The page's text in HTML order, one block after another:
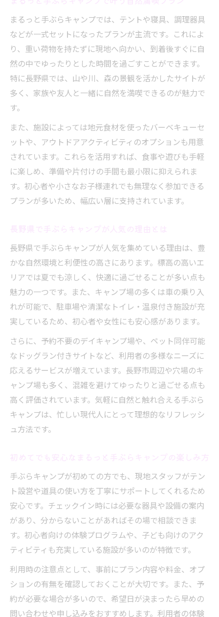
料金や設備も安心のまるっと手ぶらキャンプ案
内
まるっと手ぶらキャンプの料金と設備を徹
底解説
長野県で手ぶらキャンプ料金の選び方とポ
イント
紹介
キャンプ初心者にも分かりやすい料金プラ
ン
安心して利用できる長野手ぶらキャンプの
特徴
力
まるっと手ぶらキャンプで快適デビューを
実現
長野県で手ぶらキャンプを始めるメリット
とは
手ぶらキャンプ初心者向け長野県のおすす
めポイント
初めてのまるっと手ぶら体験で感じる安心
感
長野県で人気のまるっと手ぶらキャンプ特徴解
説
長野手ぶらキャンプが人気の理由を徹底分
析
長野県で話題の手ぶらキャンプ施設を紹介
人気のまるっと手ぶらキャンプ体験談まと
め
手ぶらキャンプなら長野で快適な休日を実
現
まるっと手ぶらキャンプでは、テントや寝具、調理器具
などが一式セットになったプランが主流です。これによ
り、重い荷物を持たずに現地へ向かい、到着後すぐに自
然の中でゆったりとした時間を過ごすことができます。
特に長野県では、山や川、森の景観を活かしたサイトが
多く、家族や友人と一緒に自然を満喫できるのが魅力で
す。
また、施設によっては地元食材を使ったバーベキューセ
ットや、アウトドアアクティビティのオプションも用意
されています。これらを活用すれば、食事や遊びも手軽
に楽しめ、準備や片付けの手間も最小限に抑えられま
す。初心者や小さなお子様連れでも無理なく参加できる
プランが多いため、幅広い層に支持されています。
長野県で手ぶらキャンプが人気を集めている理由は、豊
かな自然環境と利便性の高さにあります。標高の高いエ
リアでは夏でも涼しく、快適に過ごせることが多い点も
魅力の一つです。また、キャンプ場の多くは車の乗り入
れが可能で、駐車場や清潔なトイレ・温泉付き施設が充
実しているため、初心者や女性にも安心感があります。
さらに、予約不要のデイキャンプ場や、ペット同伴可能
なドッグラン付きサイトなど、利用者の多様なニーズに
応えるサービスが増えています。長野市周辺や穴場のキ
ャンプ場も多く、混雑を避けてゆったりと過ごせる点も
高く評価されています。気軽に自然と触れ合える手ぶら
キャンプは、忙しい現代人にとって理想的なリフレッシ
ュ方法です。
手ぶらキャンプが初めての方でも、現地スタッフがテン
ト設営や道具の使い方を丁寧にサポートしてくれるため
安心です。チェックイン時には必要な器具や設備の案内
があり、分からないことがあればその場で相談できま
す。初心者向けの体験プログラムや、子ども向けのアク
ティビティも充実している施設が多いのが特徴です。
利用時の注意点として、事前にプラン内容や料金、オプ
ションの有無を確認しておくことが大切です。また、予
約が必要な場合が多いので、希望日が決まったら早めの
問い合わせや申し込みをおすすめします。利用者の体験